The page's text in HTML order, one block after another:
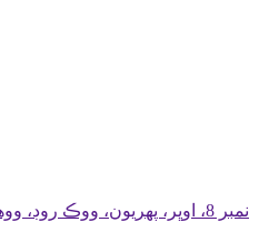
نمبر 8، اوڀر، پهريون، ووڪ